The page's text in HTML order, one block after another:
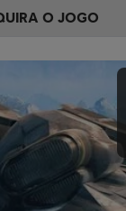
O JOGO